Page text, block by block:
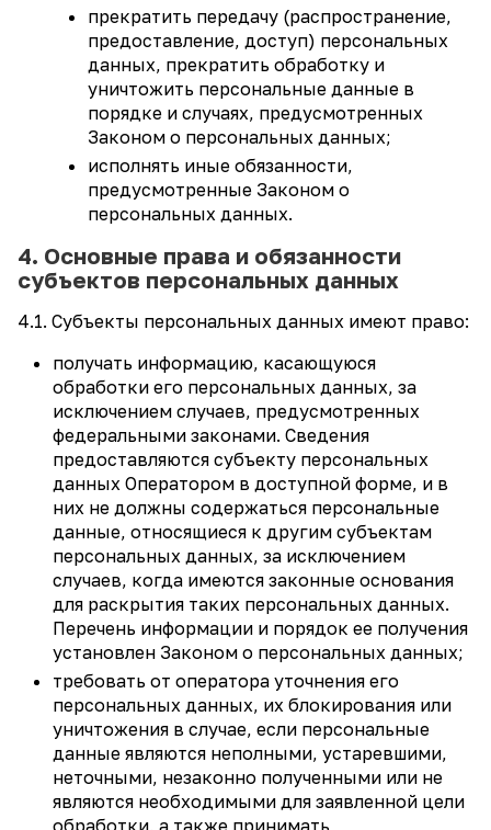
прекратить передачу (распространение,
предоставление, доступ) персональных
данных, прекратить обработку и
уничтожить персональные данные в
порядке и случаях, предусмотренных
Законом о персональных данных;
исполнять иные обязанности,
предусмотренные Законом о
персональных данных.
4. Основные права и обязанности
субъектов персональных данных
4.1. Субъекты персональных данных имеют право:
получать информацию, касающуюся
обработки его персональных данных, за
исключением случаев, предусмотренных
федеральными законами. Сведения
предоставляются субъекту персональных
данных Оператором в доступной форме, и в
них не должны содержаться персональные
данные, относящиеся к другим субъектам
персональных данных, за исключением
случаев, когда имеются законные основания
для раскрытия таких персональных данных.
Перечень информации и порядок ее получения
установлен Законом о персональных данных;
требовать от оператора уточнения его
персональных данных, их блокирования или
уничтожения в случае, если персональные
данные являются неполными, устаревшими,
неточными, незаконно полученными или не
являются необходимыми для заявленной цели
обработки, а также принимать